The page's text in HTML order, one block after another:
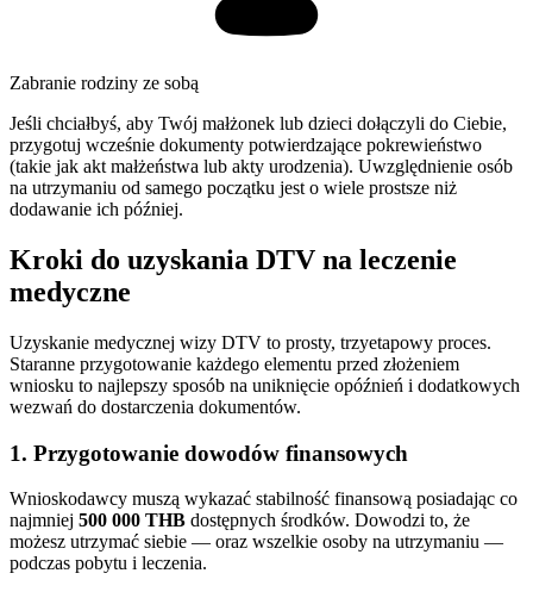
Zabranie rodziny ze sobą
Jeśli chciałbyś, aby Twój małżonek lub dzieci dołączyli do Ciebie,
przygotuj wcześnie dokumenty potwierdzające pokrewieństwo
(takie jak akt małżeństwa lub akty urodzenia). Uwzględnienie osób
na utrzymaniu od samego początku jest o wiele prostsze niż
dodawanie ich później.
Kroki do uzyskania DTV na leczenie
medyczne
Uzyskanie medycznej wizy DTV to prosty, trzyetapowy proces.
Staranne przygotowanie każdego elementu przed złożeniem
wniosku to najlepszy sposób na uniknięcie opóźnień i dodatkowych
wezwań do dostarczenia dokumentów.
1. Przygotowanie dowodów finansowych
Wnioskodawcy muszą wykazać stabilność finansową posiadając co
najmniej 500 000 THB dostępnych środków. Dowodzi to, że
możesz utrzymać siebie — oraz wszelkie osoby na utrzymaniu —
podczas pobytu i leczenia.